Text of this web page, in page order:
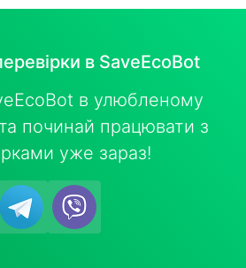
в SaveEcoBot
в улюбленому
починай працювати з
уже зараз!